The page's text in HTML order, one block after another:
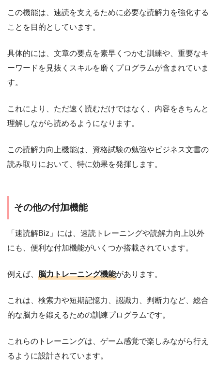
この機能は、速読を支えるために必要な読解力を強化する
ことを目的としています。
具体的には、文章の要点を素早くつかむ訓練や、重要なキ
ーワードを見抜くスキルを磨くプログラムが含まれていま
す。
これにより、ただ速く読むだけではなく、内容をきちんと
理解しながら読めるようになります。
この読解力向上機能は、資格試験の勉強やビジネス文書の
読み取りにおいて、特に効果を発揮します。
その他の付加機能
「速読解Biz」には、速読トレーニングや読解力向上以外
にも、便利な付加機能がいくつか搭載されています。
例えば、 脳力トレーニング機能があります。
これは、検索力や短期記憶力、認識力、判断力など、総合
的な脳力を鍛えるための訓練プログラムです。
これらのトレーニングは、ゲーム感覚で楽しみながら行え
るように設計されています。